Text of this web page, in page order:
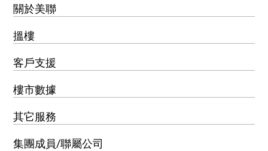
集團成員/聯屬公司
其它服務
樓市數據
客戶支援
搵樓
關於美聯